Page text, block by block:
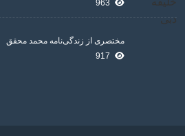
مختصری از زندگی‌نامه محمد محقق